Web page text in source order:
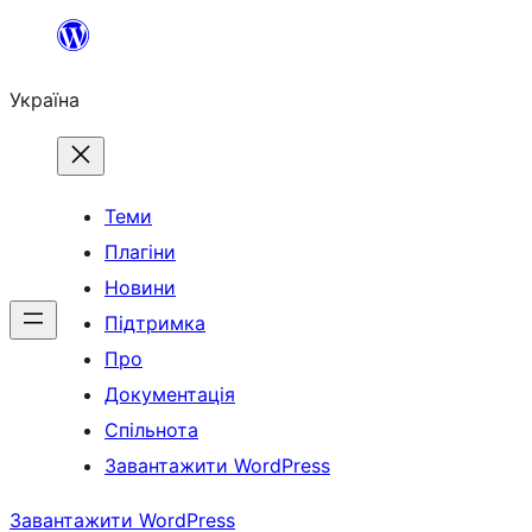
Перейти
вмісту
Україна
Теми
Плагіни
Новини
Підтримка
Про
Документація
Спільнота
Завантажити WordPress
Завантажити WordPress